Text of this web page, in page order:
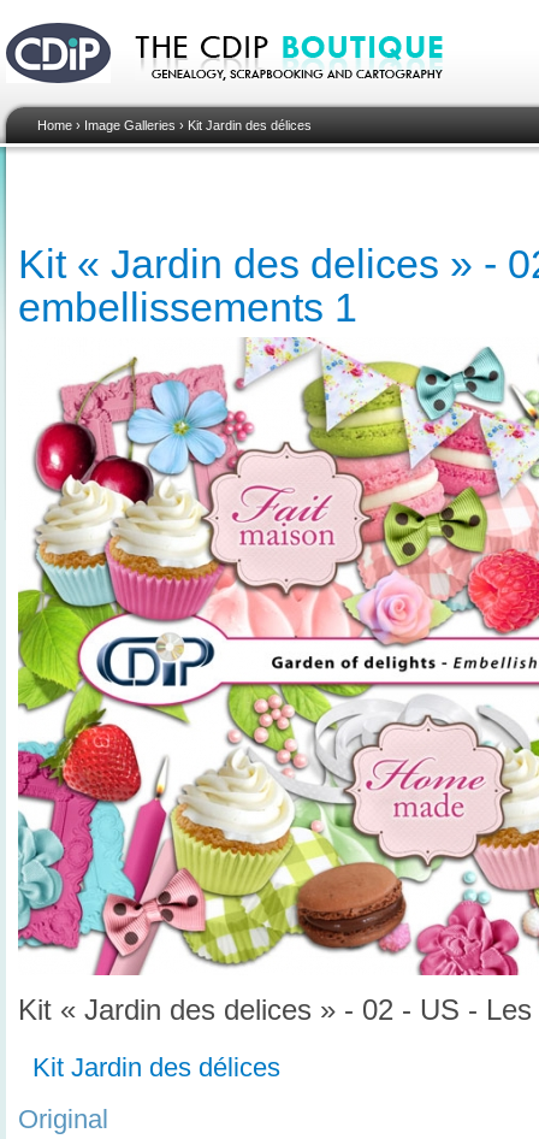
Home › Image Galleries › Kit Jardin des délices
Kit « Jardin des delices » -
embellissements 1
Kit « Jardin des delices » - 02 - US -
Kit Jardin des délices
Original